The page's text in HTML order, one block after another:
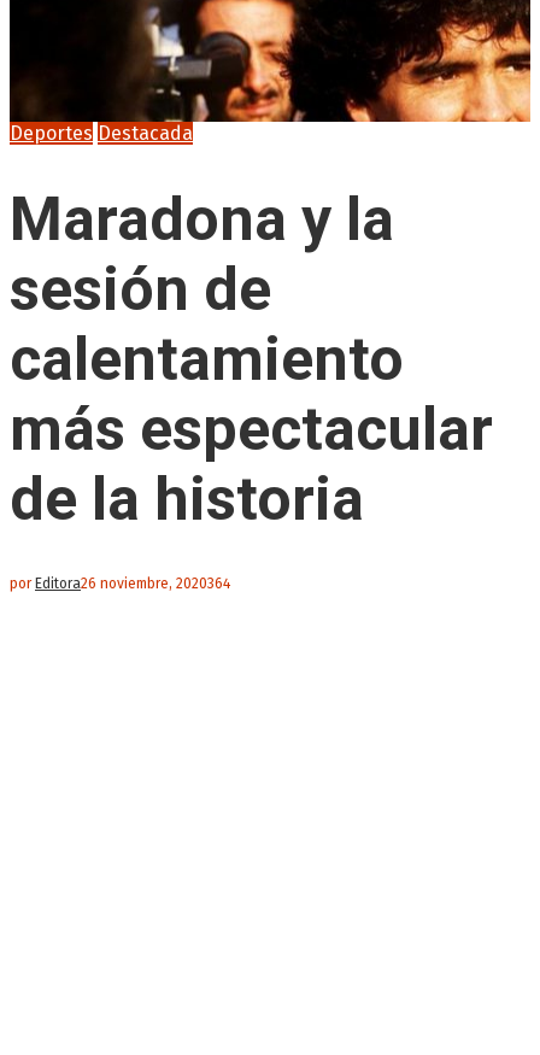
Deportes Destacada
Maradona y la
sesión de
calentamiento
más espectacular
de la historia
por Editora26 noviembre, 2020364